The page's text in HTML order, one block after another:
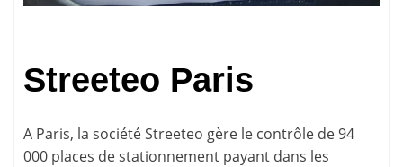
Streeteo Paris
A Paris, la société Streeteo gère le contrôle de 94
000 places de stationnement payant dans les